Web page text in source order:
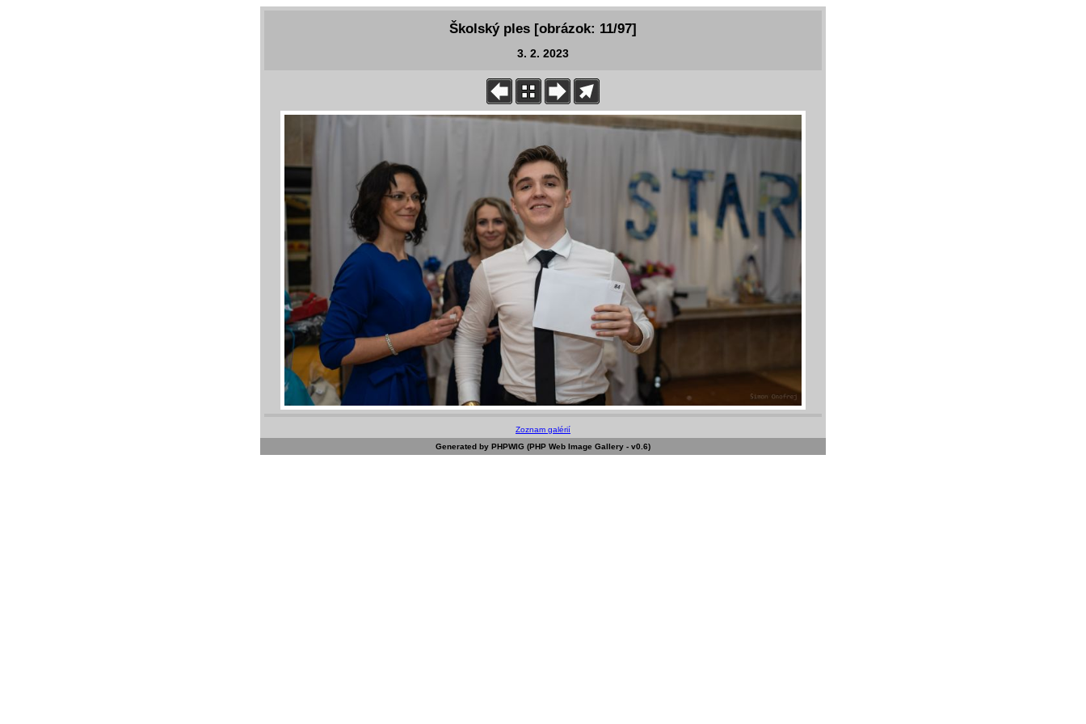
Školský ples [obrázok: 11/97]
3. 2. 2023
Zoznam galérií
Generated by PHPWIG (PHP Web Image Gallery - v0.6)